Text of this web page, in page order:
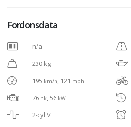
Fordonsdata
n/a
230 kg
195 km/h, 121 mph
76 hk, 56 kW
2-cyl V